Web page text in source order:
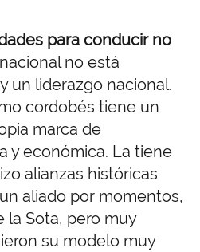
para conducir no
no está
un liderazgo nacional.
cordobés tiene un
marca de
y económica. La tiene
alianzas históricas
aliado por momentos,
la Sota, pero muy
su modelo muy